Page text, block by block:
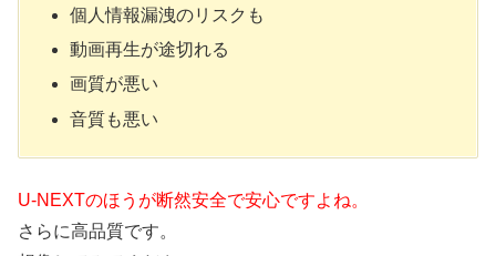
個人情報漏洩のリスクも
動画再生が途切れる
画質が悪い
音質も悪い
U-NEXTのほうが断然安全で安心ですよね。
さらに高品質です。